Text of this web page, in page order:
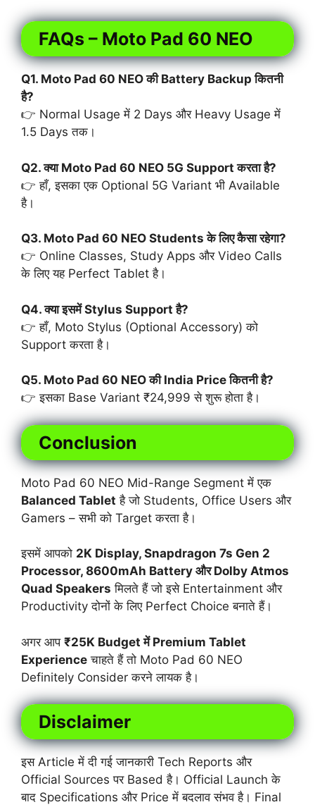
FAQs – Moto Pad 60 NEO
Q1. Moto Pad 60 NEO की Battery Backup कितनी
है?
👉 Normal Usage में 2 Days और Heavy Usage में
1.5 Days तक।
Q2. क्या Moto Pad 60 NEO 5G Support करता है?
👉 हाँ, इसका एक Optional 5G Variant भी Available
है।
Q3. Moto Pad 60 NEO Students के लिए कैसा रहेगा?
👉 Online Classes, Study Apps और Video Calls
के लिए यह Perfect Tablet है।
Q4. क्या इसमें Stylus Support है?
👉 हाँ, Moto Stylus (Optional Accessory) को
Support करता है।
Q5. Moto Pad 60 NEO की India Price कितनी है?
👉 इसका Base Variant ₹24,999 से शुरू होता है।
Conclusion
Moto Pad 60 NEO Mid-Range Segment में एक
Balanced Tablet है जो Students, Office Users और
Gamers – सभी को Target करता है।
इसमें आपको 2K Display, Snapdragon 7s Gen 2
Processor, 8600mAh Battery और Dolby Atmos
Quad Speakers मिलते हैं जो इसे Entertainment और
Productivity दोनों के लिए Perfect Choice बनाते हैं।
अगर आप ₹25K Budget में Premium Tablet
Experience चाहते हैं तो Moto Pad 60 NEO
Definitely Consider करने लायक है।
Disclaimer
इस Article में दी गई जानकारी Tech Reports और
Official Sources पर Based है। Official Launch के
बाद Specifications और Price में बदलाव संभव है। Final